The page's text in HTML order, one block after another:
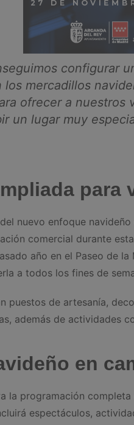
configurar
los mercadillos
ofrecer a nuestros
un lugar muy
para
nuevo enfoque
comercial durante
año en el Paseo de
a todos los fines de
puestos de artesanía,
además de actividades
en
la programación
espectáculos,